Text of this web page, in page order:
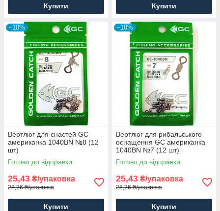
Купити Купити
–10%
Вертлюг для снастей GC
американка 1040BN №8 (12
шт)
Готово до відправки
25,43 ₴/упаковка
28,26 ₴/упаковка
Купити
–10%
Вертлюг для рибальського
оснащення GC американка
1040BN №7 (12 шт)
Готово до відправки
25,43 ₴/упаковка
28,26 ₴/упаковка
Купити